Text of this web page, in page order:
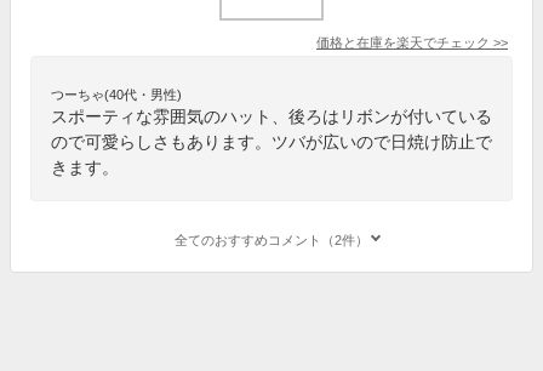
価格と在庫を楽天でチェック >>
つーちゃ(40代・男性)
スポーティな雰囲気のハット、後ろはリボンが付いている
ので可愛らしさもあります。ツバが広いので日焼け防止で
きます。
全てのおすすめコメント（2件）